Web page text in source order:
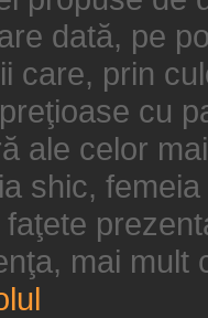
dată, pe
care, prin
cu
ale celor
shic,
mai mult